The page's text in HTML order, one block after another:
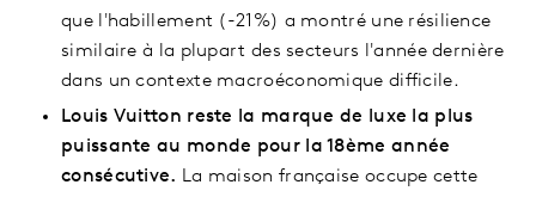
que l'habillement (-21%) a montré une résilience
similaire à la plupart des secteurs l'année dernière
dans un contexte macroéconomique difficile.
Louis Vuitton reste la marque de luxe la plus
puissante au monde pour la 18ème année
consécutive. La maison française occupe cette